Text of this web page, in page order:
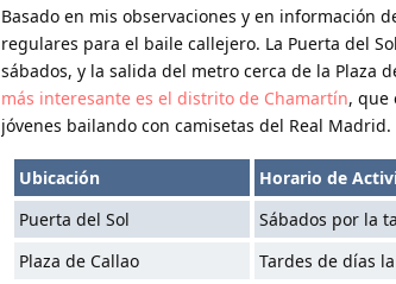
Basado en mis observaciones y en información
regulares para el baile callejero. La Puerta del
sábados, y la salida del metro cerca de la Plaza
más interesante es el distrito de Chamartín, que
jóvenes bailando con camisetas del Real Madrid.
Ubicación Horario de
Puerta del Sol
Sábados por la
Plaza de Callao
Tardes de días